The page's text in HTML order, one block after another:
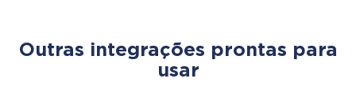
Outras integrações prontas para
usar